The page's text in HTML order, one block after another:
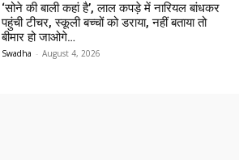
‘सोने की बाली कहां है’, लाल कपड़े में नारियल बांधकर
पहुंची टीचर, स्कूली बच्चों को डराया, नहीं बताया तो
बीमार हो जाओगे…
Swadha - August 4, 2026